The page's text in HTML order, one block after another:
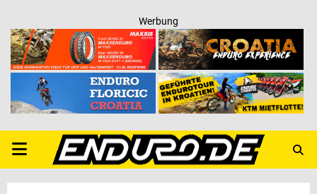
Werbung
PRIMARY
MENU